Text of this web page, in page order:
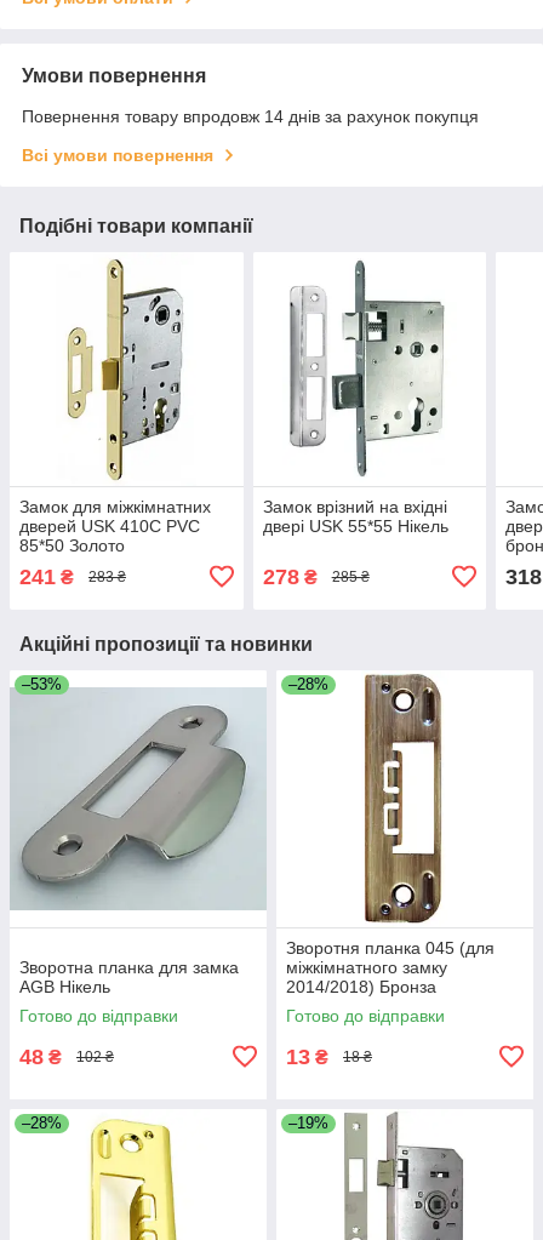
Умови повернення
Повернення товару впродовж 14 днів за рахунок покупця
Всі умови повернення
Подібні товари компанії
Замок для міжкімнатних
дверей USK 410C PVC
85*50 Золото
241 ₴ 283 ₴
Замок врізний на вхідні
двері USK 55*55 Нікель
278₴ 285 ₴ 318
Акційні пропозиції та новинки
–53%
Зворотна планка для замка
AGB Нікель
Готово до відправки
48 ₴ 102 ₴
–28%
Зворотня планка 045 (для
міжкімнатного замку
2014/2018) Бронза
Готово до відправки
13 ₴ 18 ₴
–28% –19%